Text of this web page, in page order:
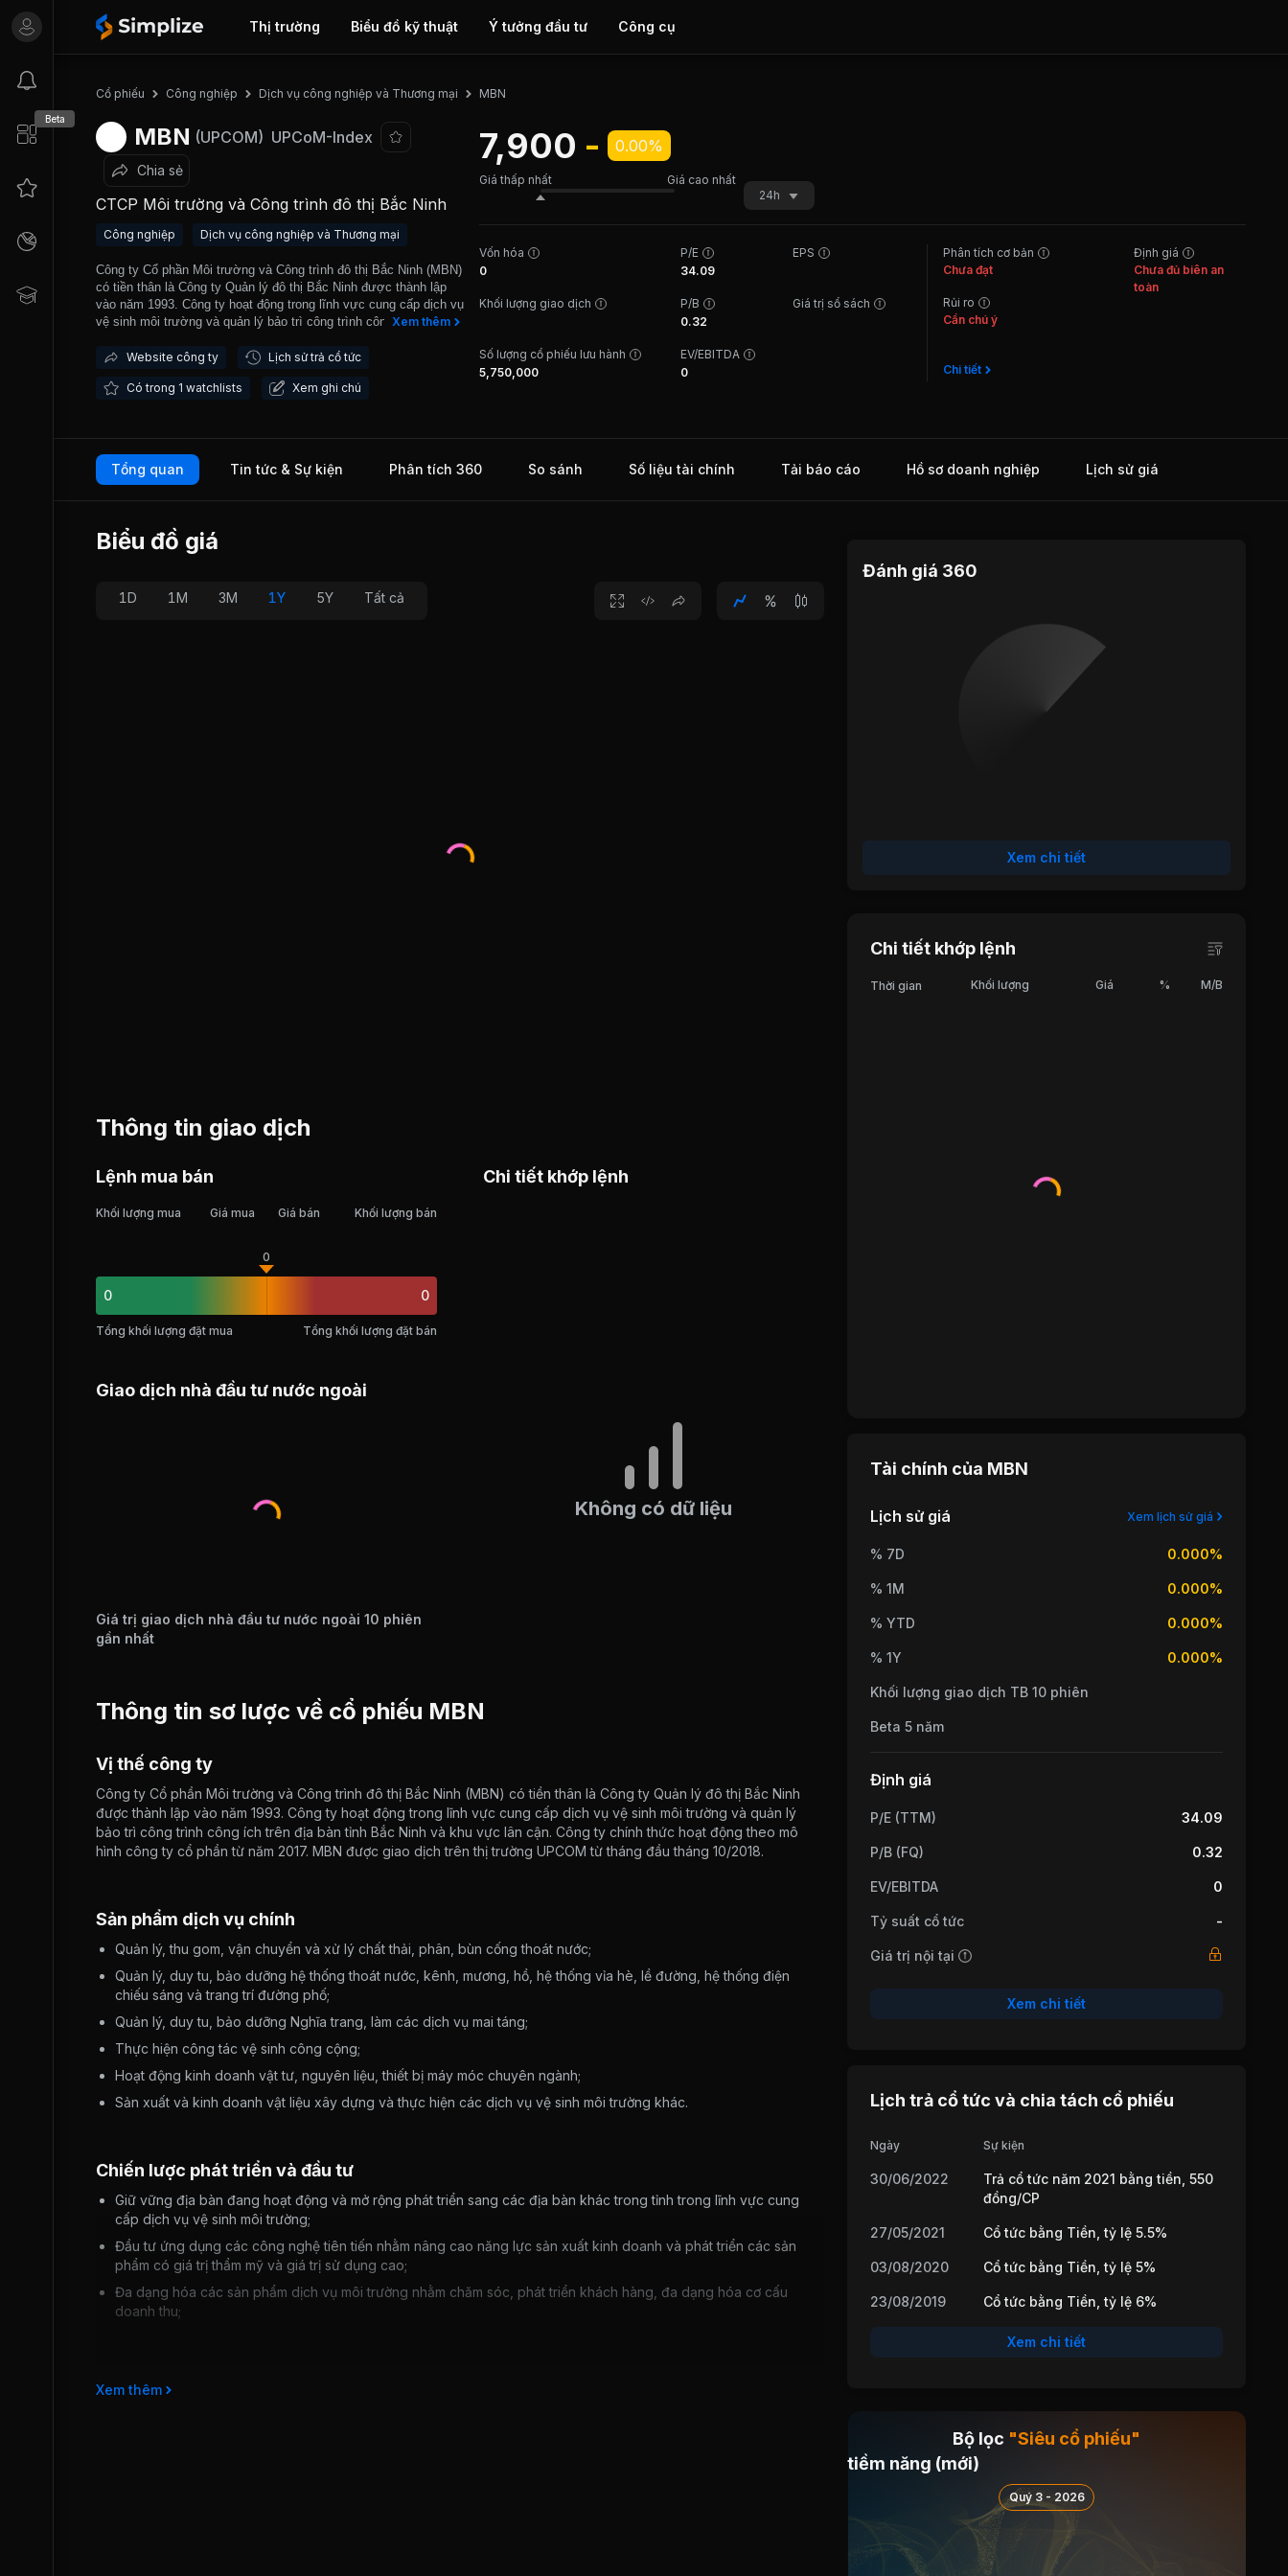
Thị trường Biểu đồ kỹ thuật Ý tưởng đầu tư Công cụ
Beta
Cổ phiếu Công nghiệp Dịch vụ công nghiệp và Thương mại MBN
MBN (UPCOM) UPCoM-Index
Chia sẻ
CTCP Môi trường và Công trình đô thị Bắc Ninh
Công nghiệp Dịch vụ công nghiệp và Thương mại
Công ty Cổ phần Môi trường và Công trình đô thị Bắc Ninh (MBN)
có tiền thân là Công ty Quản lý đô thị Bắc Ninh được thành lập
vào năm 1993. Công ty hoạt động trong lĩnh vực cung cấp dịch vụ
vệ sinh môi trường và quản lý bảo trì công trình công ích trên địa
động theo mô hình công ty cổ phần từ năm 2017. MBN được giao
Xem thêm
Website công ty Lịch sử trả cổ tức
Có trong 1 watchlists Xem ghi chú
7,900 - 0.00%
Giá thấp nhất
Giá cao nhất
24h
Vốn hóa
0
P/E
34.09
EPS
Khối lượng giao dịch
P/B
0.32
Giá trị sổ sách
Số lượng cổ phiếu lưu hành
5,750,000
EV/EBITDA
0
Phân tích cơ bản
Chưa đạt
Rủi ro
Cần chú ý
Chi tiết
Định giá
Chưa đủ biên an
toàn
Tổng quan Tin tức & Sự kiện Phân tích 360 So sánh Số liệu tài chính Tải báo cáo Hồ sơ doanh nghiệp Lịch sử giá
Biểu đồ giá
1D 1M 3M 1Y 5Y Tất cả
Thông tin giao dịch
Lệnh mua bán
Khối lượng mua Giá mua Giá bán Khối lượng bán
0
0
0
Tổng khối lượng đặt mua Tổng khối lượng đặt bán
Giao dịch nhà đầu tư nước ngoài
Giá trị giao dịch nhà đầu tư nước ngoài 10 phiên
gần nhất
Chi tiết khớp lệnh
Không có dữ liệu
Thông tin sơ lược về cổ phiếu MBN
Vị thế công ty
Công ty Cổ phần Môi trường và Công trình đô thị Bắc Ninh (MBN) có tiền thân là Công ty Quản lý đô thị Bắc Ninh
được thành lập vào năm 1993. Công ty hoạt động trong lĩnh vực cung cấp dịch vụ vệ sinh môi trường và quản lý
bảo trì công trình công ích trên địa bàn tỉnh Bắc Ninh và khu vực lân cận. Công ty chính thức hoạt động theo mô
hình công ty cổ phần từ năm 2017. MBN được giao dịch trên thị trường UPCOM từ tháng đầu tháng 10/2018.
Sản phẩm dịch vụ chính
Quản lý, thu gom, vận chuyển và xử lý chất thải, phân, bùn cống thoát nước;
Quản lý, duy tu, bảo dưỡng hệ thống thoát nước, kênh, mương, hồ, hệ thống vỉa hè, lề đường, hệ thống điện
chiếu sáng và trang trí đường phố;
Quản lý, duy tu, bảo dưỡng Nghĩa trang, làm các dịch vụ mai táng;
Thực hiện công tác vệ sinh công cộng;
Hoạt động kinh doanh vật tư, nguyên liệu, thiết bị máy móc chuyên ngành;
Sản xuất và kinh doanh vật liệu xây dựng và thực hiện các dịch vụ vệ sinh môi trường khác.
Chiến lược phát triển và đầu tư
Giữ vững địa bàn đang hoạt động và mở rộng phát triển sang các địa bàn khác trong tỉnh trong lĩnh vực cung
cấp dịch vụ vệ sinh môi trường;
Đầu tư ứng dụng các công nghệ tiên tiến nhằm nâng cao năng lực sản xuất kinh doanh và phát triển các sản
phẩm có giá trị thẩm mỹ và giá trị sử dụng cao;
Đa dạng hóa các sản phẩm dịch vụ môi trường nhằm chăm sóc, phát triển khách hàng, đa dạng hóa cơ cấu
doanh thu;
Xem thêm
Đánh giá 360
Xem chi tiết
Chi tiết khớp lệnh
Thời gian Khối lượng Giá % M/B
Tài chính của MBN
Lịch sử giá Xem lịch sử giá
% 7D 0.000%
% 1M 0.000%
% YTD 0.000%
% 1Y 0.000%
Khối lượng giao dịch TB 10 phiên
Beta 5 năm
Định giá
P/E (TTM) 34.09
P/B (FQ) 0.32
EV/EBITDA 0
Tỷ suất cổ tức -
Giá trị nội tại
Xem chi tiết
Lịch trả cổ tức và chia tách cổ phiếu
Ngày Sự kiện
30/06/2022
Trả cổ tức năm 2021 bằng tiền, 550
đồng/CP
27/05/2021 Cổ tức bằng Tiền, tỷ lệ 5.5%
03/08/2020 Cổ tức bằng Tiền, tỷ lệ 5%
23/08/2019 Cổ tức bằng Tiền, tỷ lệ 6%
Xem chi tiết
Bộ lọc "Siêu cổ phiếu"
tiềm năng (mới)
Quý 3 - 2026